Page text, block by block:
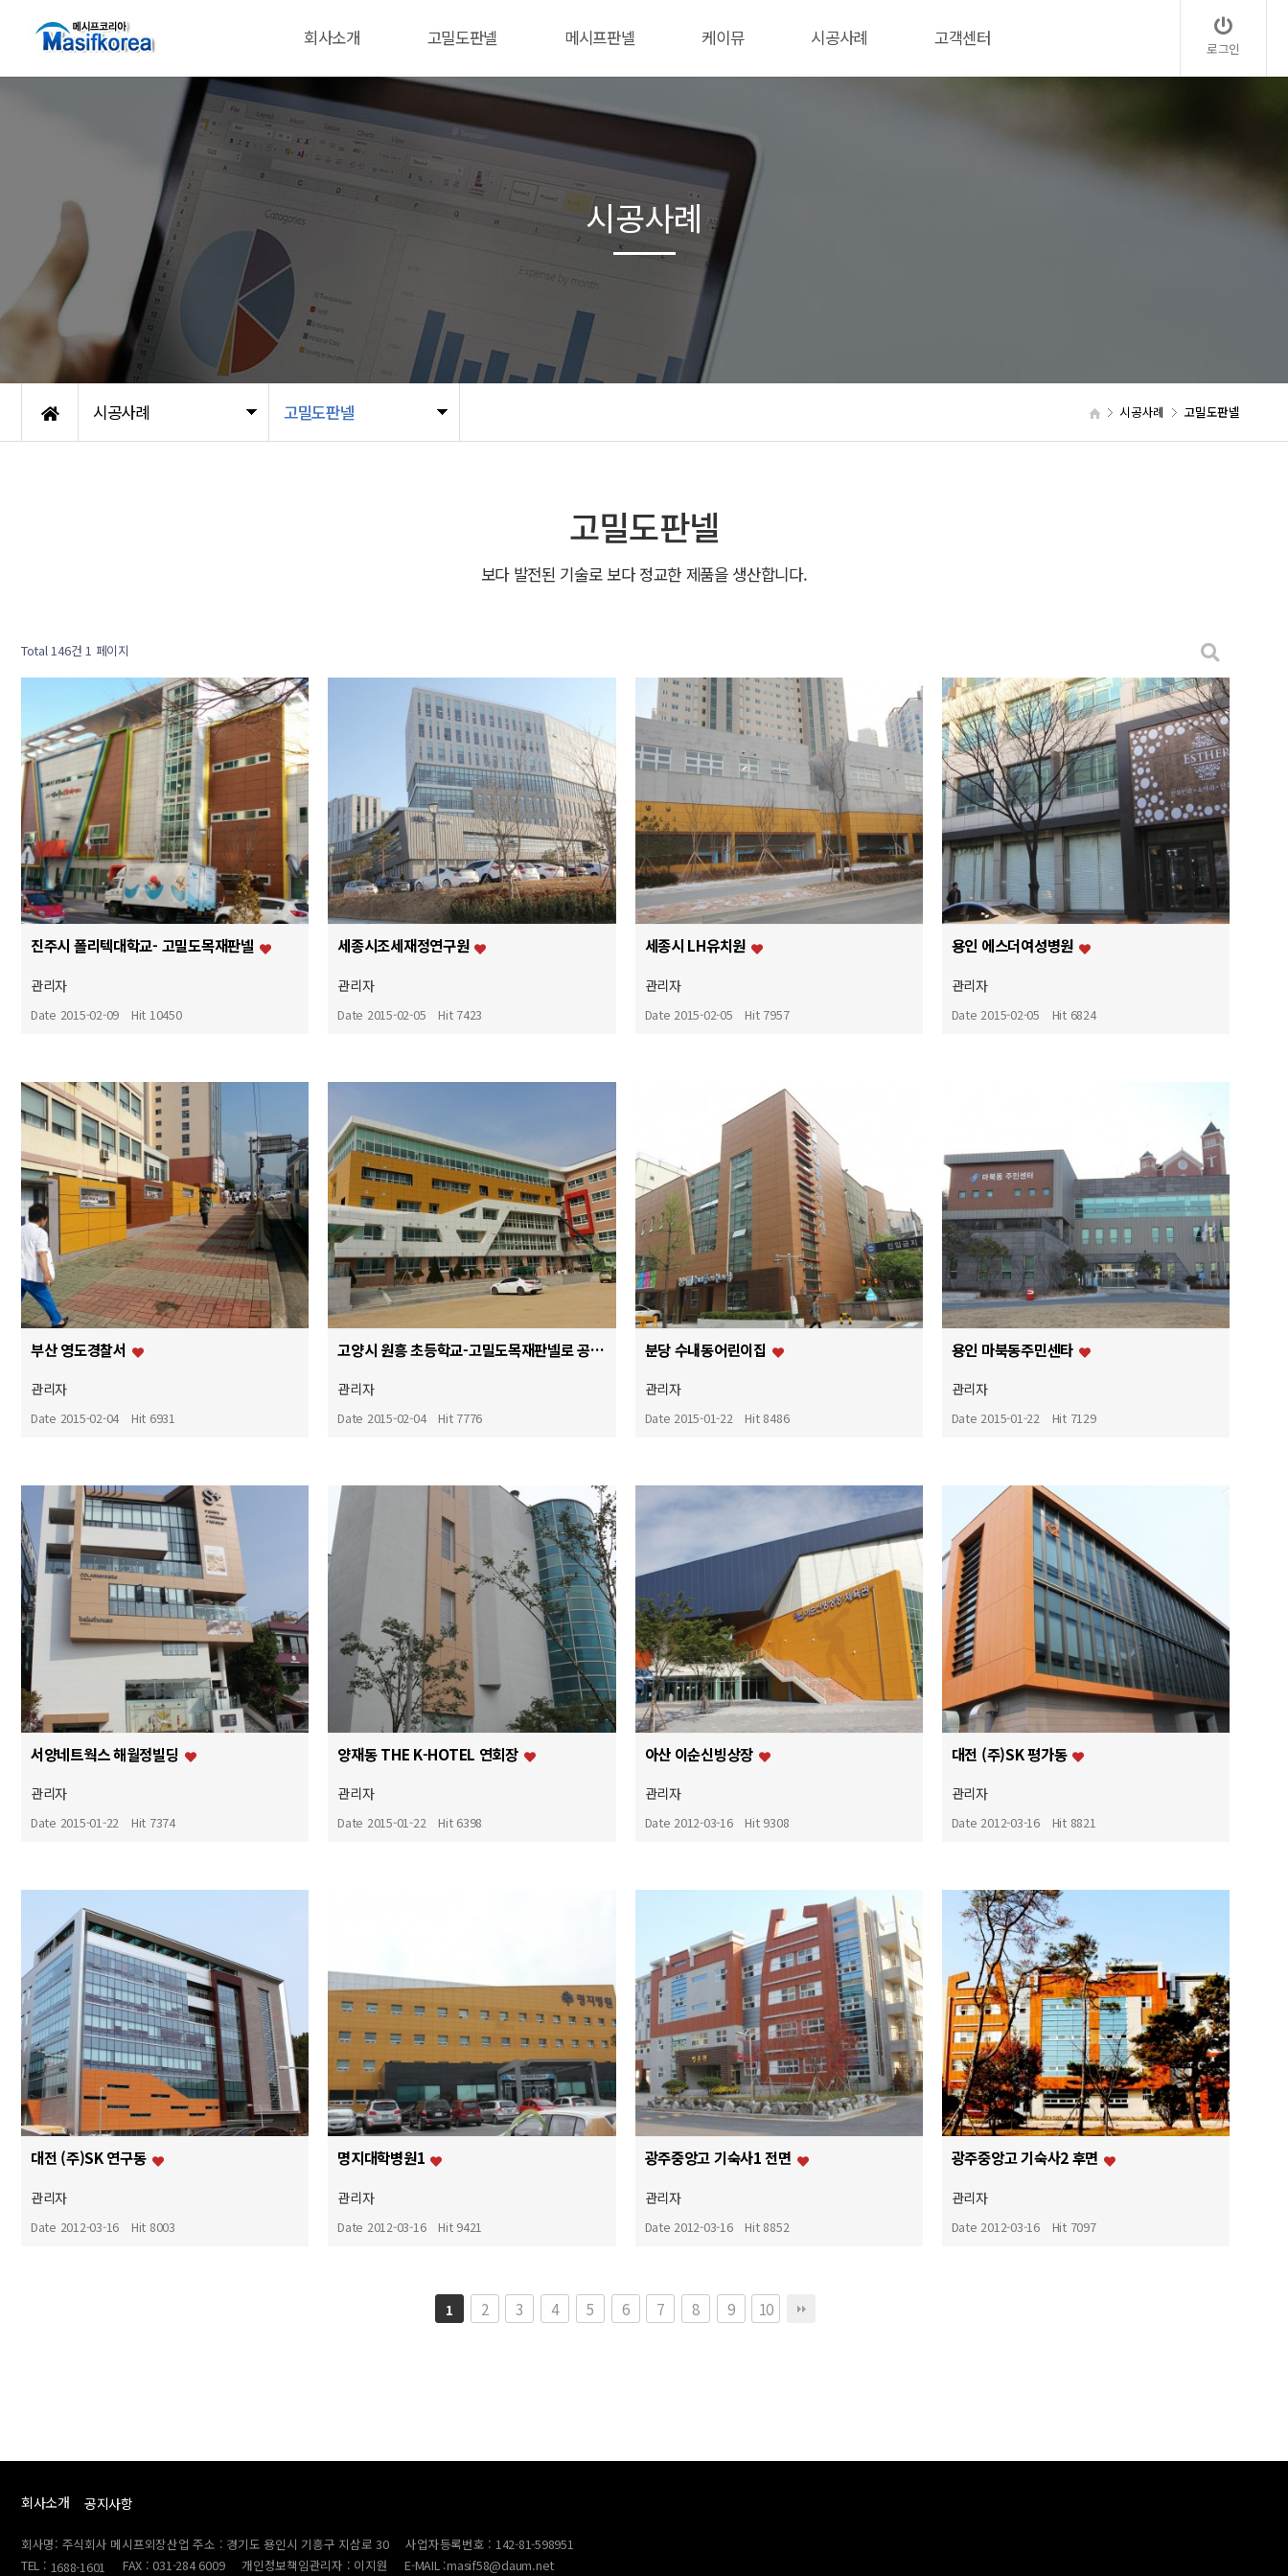
회사소개 고밀도판넬 메시프판넬 케이뮤 시공사례 고객센터 로그인
시공사례 고밀도판넬 시공사례 고밀도판넬
시공사례
고밀도판넬
보다 발전된 기술로 보다 정교한 제품을 생산합니다.
Total 146건 1 페이지
진주시 폴리텍대학교- 고밀도목재판넬
관리자
Date 2015-02-09 Hit 10450
세종시조세재정연구원
관리자
Date 2015-02-05 Hit 7423
세종시 LH유치원
관리자
Date 2015-02-05 Hit 7957
용인 에스더여성병원
관리자
Date 2015-02-05 Hit 6824
부산 영도경찰서
관리자
Date 2015-02-04 Hit 6931
고양시 원흥 초등학교-고밀도목재판넬로 공사하다
관리자
Date 2015-02-04 Hit 7776
분당 수내동어린이집
관리자
Date 2015-01-22 Hit 8486
용인 마북동주민센타
관리자
Date 2015-01-22 Hit 7129
서양네트웍스 해월정빌딩
관리자
Date 2015-01-22 Hit 7374
양재동 THE K-HOTEL 연회장
관리자
Date 2015-01-22 Hit 6398
아산 이순신빙상장
관리자
Date 2012-03-16 Hit 9308
대전 (주)SK 평가동
관리자
Date 2012-03-16 Hit 8821
대전 (주)SK 연구동
관리자
Date 2012-03-16 Hit 8003
명지대학병원1
관리자
Date 2012-03-16 Hit 9421
광주중앙고 기숙사1 전면
관리자
Date 2012-03-16 Hit 8852
광주중앙고 기숙사2 후면
관리자
Date 2012-03-16 Hit 7097
1 2 3 4 5 6 7 8 9 10
회사소개 공지사항
회사명: 주식회사 메시프외장산업 주소 : 경기도 용인시 기흥구 지삼로 30
사업자등록번호 : 142-81-598951
TEL : 1688-1601 FAX : 031-284 6009 개인정보책임관리자 : 이지원 E-MAIL :masif58@daum.net